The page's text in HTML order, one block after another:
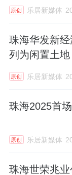
番查封。
另外，拍卖成
受人自行清场
曾规
根据规划，心
原创 乐居新媒体
珠海华发新
列为闲置土地
原创 乐居新媒体
珠海2025首
原创 乐居新媒体
珠海世荣兆